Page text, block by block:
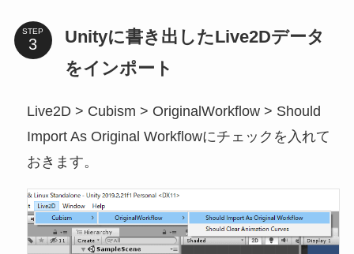
STEP
Unityに書き出したLive2Dデータ
をインポート
Live2D > Cubism > OriginalWorkflow > Should
Import As Original Workflowにチェックを入れて
おきます。